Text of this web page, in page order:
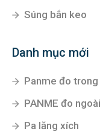
Súng bắn keo
Danh mục mới
Panme đo
PANME đo
Pa lăng xích